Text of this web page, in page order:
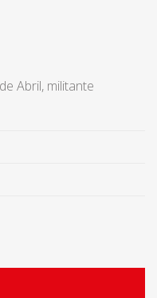
Abril, militante